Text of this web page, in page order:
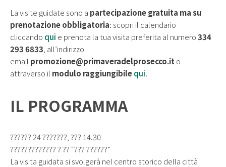
La visite guidate sono a partecipazione gratuita ma su
prenotazione obbligatoria: scopri il calendario
cliccando qui e prenota la tua visita preferita al numero334
293 6833 , all’indirizzo
email promozione@primaveradelprosecco.it o
attraverso il modulo raggiungibilequi.
IL PROGRAMMA
?????? 24 ???????, ??? 14.30
????????????? ? ?? “??? ??????”
La visita guidata si svolgerà nel centro storico della città